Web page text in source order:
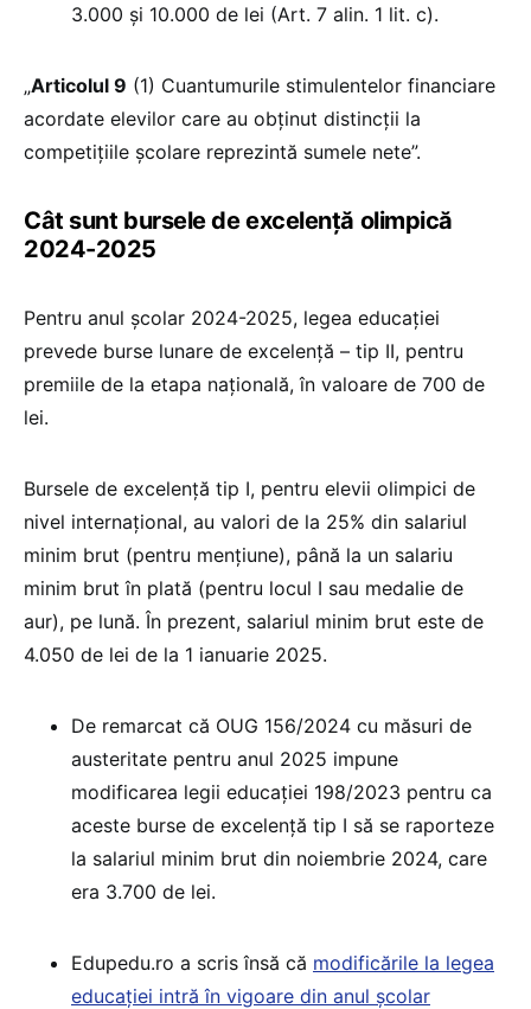
3.000 și 10.000 de lei (Art. 7 alin. 1 lit. c).
„Articolul 9 (1) Cuantumurile stimulentelor financiare
acordate elevilor care au obținut distincții la
competițiile școlare reprezintă sumele nete”.
Cât sunt bursele de excelență olimpică
2024-2025
Pentru anul școlar 2024-2025, legea educației
prevede burse lunare de excelență – tip II, pentru
premiile de la etapa națională, în valoare de 700 de
lei.
Bursele de excelență tip I, pentru elevii olimpici de
nivel internațional, au valori de la 25% din salariul
minim brut (pentru mențiune), până la un salariu
minim brut în plată (pentru locul I sau medalie de
aur), pe lună. În prezent, salariul minim brut este de
4.050 de lei de la 1 ianuarie 2025.
De remarcat că OUG 156/2024 cu măsuri de
austeritate pentru anul 2025 impune
modificarea legii educației 198/2023 pentru ca
aceste burse de excelență tip I să se raporteze
la salariul minim brut din noiembrie 2024, care
era 3.700 de lei.
Edupedu.ro a scris însă că modificările la legea
educației intră în vigoare din anul școlar